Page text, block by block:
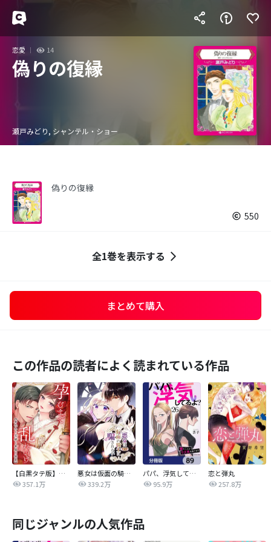
恋愛 14
偽りの復縁
瀬戸みどり, シャンテル・ショー
偽りの復縁
550
全1巻を表示する
まとめて購入
この作品の読者によく読まれている作品
【白黒タテ版】孕むまで乱れいけ～身代わり花嫁と軍服の猛愛
357.1万
悪女は仮面の騎士に騙されない
339.2万
パパ、浮気してるよ？娘と二人でクズ夫を捨てます【分冊版】
95.9万
恋と弾丸
257.8万
同じジャンルの人気作品